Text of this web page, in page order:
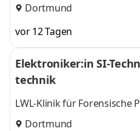
Dortmund
vor 12 Tagen
Elektroniker:in SI-
technik
LWL-Klinik für Forensische
Dortmund-Wilfried-Rasch-
Dortmund